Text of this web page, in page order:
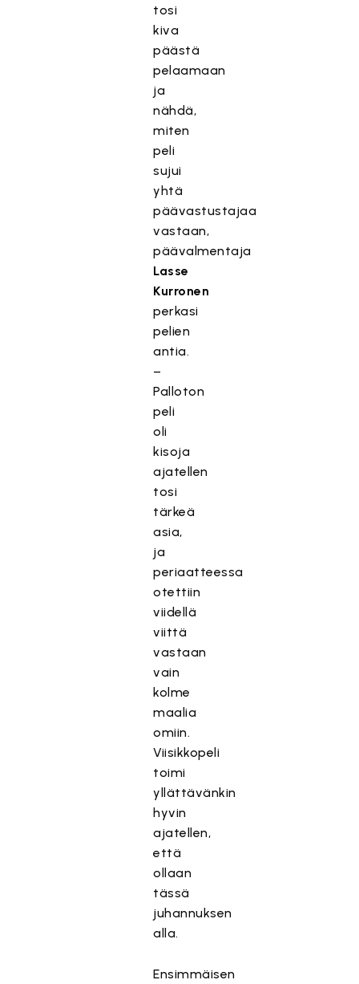
tosi
kiva
päästä
pelaamaan
ja
nähdä,
miten
peli
sujui
yhtä
päävastustajaa
vastaan,
päävalmentaja
Lasse
Kurronen
perkasi
pelien
antia.
–
Palloton
peli
oli
kisoja
ajatellen
tosi
tärkeä
asia,
ja
periaatteessa
otettiin
viidellä
viittä
vastaan
vain
kolme
maalia
omiin.
Viisikkopeli
toimi
yllättävänkin
hyvin
ajatellen,
että
ollaan
tässä
juhannuksen
alla.
Ensimmäisen